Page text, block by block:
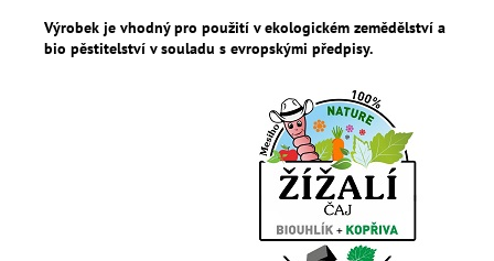
Výrobek je vhodný pro použití v ekologickém zemědělství a
bio pěstitelství v souladu s evropskými předpisy.